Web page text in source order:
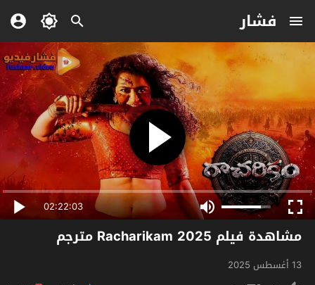
فشار
02:22:03
مشاهدة فيلم Racharikam 2025 مترجم
13 أغسطس 2025